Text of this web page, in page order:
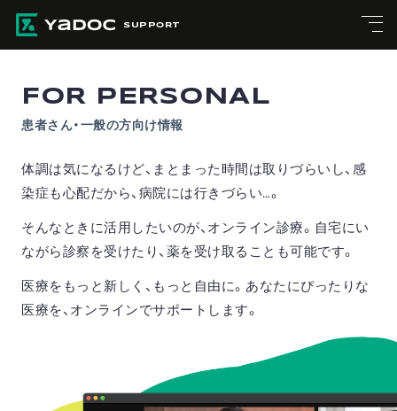
SUPPORT
FOR PERSONAL
患者さん・一般の方向け情報
体調は気になるけど、まとまった時間は取りづらいし、感
染症も心配だから、病院には行きづらい…。
そんなときに活用したいのが、オンライン診療。 自宅にい
ながら診察を受けたり、薬を受け取ることも可能です。
医療をもっと新しく、もっと自由に。 あなたにぴったりな
医療を、オンラインでサポートします。